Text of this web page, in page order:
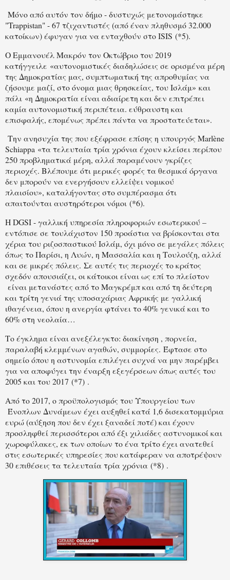
Μόνο από αυτόν τον δήμο - δυστυχώς μετονομάστηκε
"Trappistan" - 67 τζιχαντιστές (από έναν πληθυσμό 32.000
κατοίκων) έφυγαν για να ενταχθούν στο ISIS (*5).
Ο Εμμανουέλ Μακρόν τον Οκτώβριο του 2019
κατήγγειλε «αυτονομιστικές διαδηλώσεις σε ορισμένα μέρη
της Δημοκρατίας μας, συμπτωματική της απροθυμίας να
ζήσουμε μαζί, στο όνομα μιας θρησκείας, του Ισλάμ» και
πάλι «η Δημοκρατία είναι αδιαίρετη και δεν επιτρέπει
καμία αυτονομιστική περιπέτεια. εύθραυστη και
επισφαλής, επομένως πρέπει πάντα να προστατεύεται».
Την ανησυχία της που εξέφρασε επίσης η υπουργός Marlène
Schiappa «τα τελευταία τρία χρόνια έχουν κλείσει περίπου
250 προβληματικά μέρη, αλλά παραμένουν γκρίζες
περιοχές. Βλέπουμε ότι μερικές φορές τα θεσμικά όργανα
δεν μπορούν να ενεργήσουν ελλείψει νομικού
πλαισίου», καταλήγοντας στο συμπέρασμα ότι
απαιτούνται αυστηρότεροι νόμοι (*6).
Η DGSI - γαλλική υπηρεσία πληροφοριών εσωτερικού –
εντόπισε σε τουλάχιστον 150 προάστια να βρίσκονται στα
χέρια του ριζοσπαστικού Ισλάμ, όχι μόνο σε μεγάλες πόλεις
όπως το Παρίσι, η Λυών, η Μασσαλία και η Τουλούζη, αλλά
και σε μικρές πόλεις. Σε αυτές τις περιοχές το κράτος
σχεδόν απουσιάζει, οι κάτοικοι είναι ως επί το πλείστον
είναι μετανάστες από το Μαγκρέμπ και από τη δεύτερη
και τρίτη γενιά της υποσαχάριας Αφρικής με γαλλική
ιθαγένεια, όπου η ανεργία φτάνει το 40% γενικά και το
60% στη νεολαία…
Το έγκλημα είναι ανεξέλεγκτο: διακίνηση , πορνεία,
παραλαβή κλεμμένων αγαθών, συμμορίες. Έφτασε στο
σημείο όπου η αστυνομία επιλέγει συχνά να μην παρέμβει
για να αποφύγει την έναρξη εξεγέρσεων όπως αυτές του
2005 και του 2017 (*7) .
Από το 2017, ο προϋπολογισμός του Υπουργείου των
Ένοπλων Δυνάμεων έχει αυξηθεί κατά 1,6 δισεκατομμύρια
ευρώ (αύξηση που δεν έχει ξαναδεί ποτέ) και έχουν
προσληφθεί περισσότεροι από έξι χιλιάδες αστυνομικοί και
χωροφύλακες, εκ των οποίων το ένα τρίτο έχει ανατεθεί
στις εσωτερικές υπηρεσίες που κατάφεραν να αποτρέψουν
30 επιθέσεις τα τελευταία τρία χρόνια (*8) .